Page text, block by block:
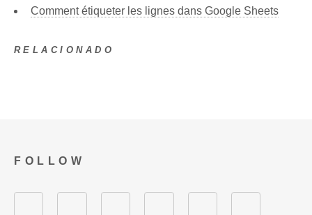
Comment étiqueter les lignes dans Google Sheets
RELACIONADO
FOLLOW